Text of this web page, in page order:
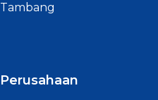
Tambang
Perusahaan